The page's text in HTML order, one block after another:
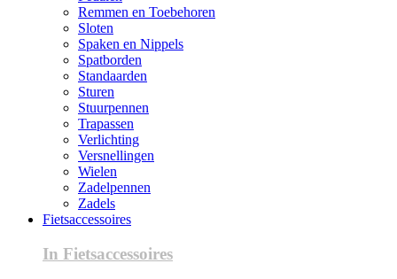
Remmen en Toebehoren
Sloten
Spaken en Nippels
Spatborden
Standaarden
Sturen
Stuurpennen
Trapassen
Verlichting
Versnellingen
Wielen
Zadelpennen
Zadels
Fietsaccessoires
In Fietsaccessoires